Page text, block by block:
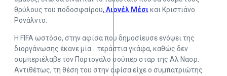
θρύλους του ποδοσφαίρου, Λιονέλ Μέσικαι Κριστιάνο
Ρονάλντο.
Η FIFA ωστόσο, στην αφίσα που δημοσίευσε ενόψει της
διοργάνωσης έκανε μία… τεράστια γκάφα, καθώς δεν
συμπεριέλαβε τον Πορτογάλο σούπερ σταρ της Αλ Νασρ.
Αντιθέτως, τη θέση του στην αφίσα είχε ο συμπατριώτης